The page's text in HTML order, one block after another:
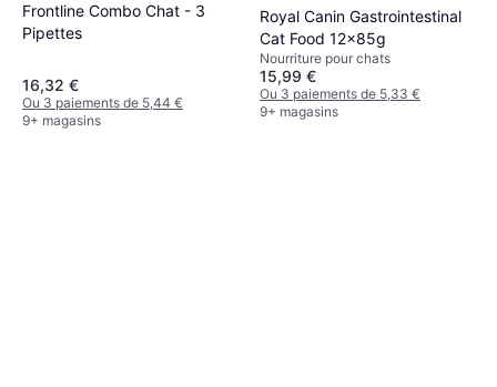
Frontline Combo Chat - 3
Pipettes
16,32 €
Ou 3 paiements de 5,44 €
9+ magasins
Royal Canin Gastrointestinal
Cat Food 12x85g
Nourriture pour chats
15,99 €
Ou 3 paiements de 5,33 €
9+ magasins